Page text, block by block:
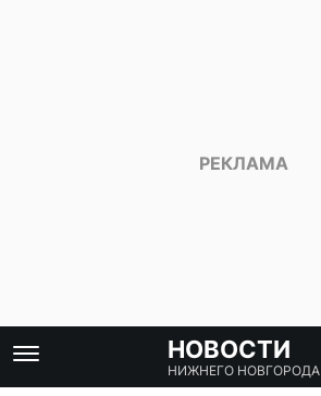
НОВОСТИ
НИЖНЕГО НОВГОРОДА